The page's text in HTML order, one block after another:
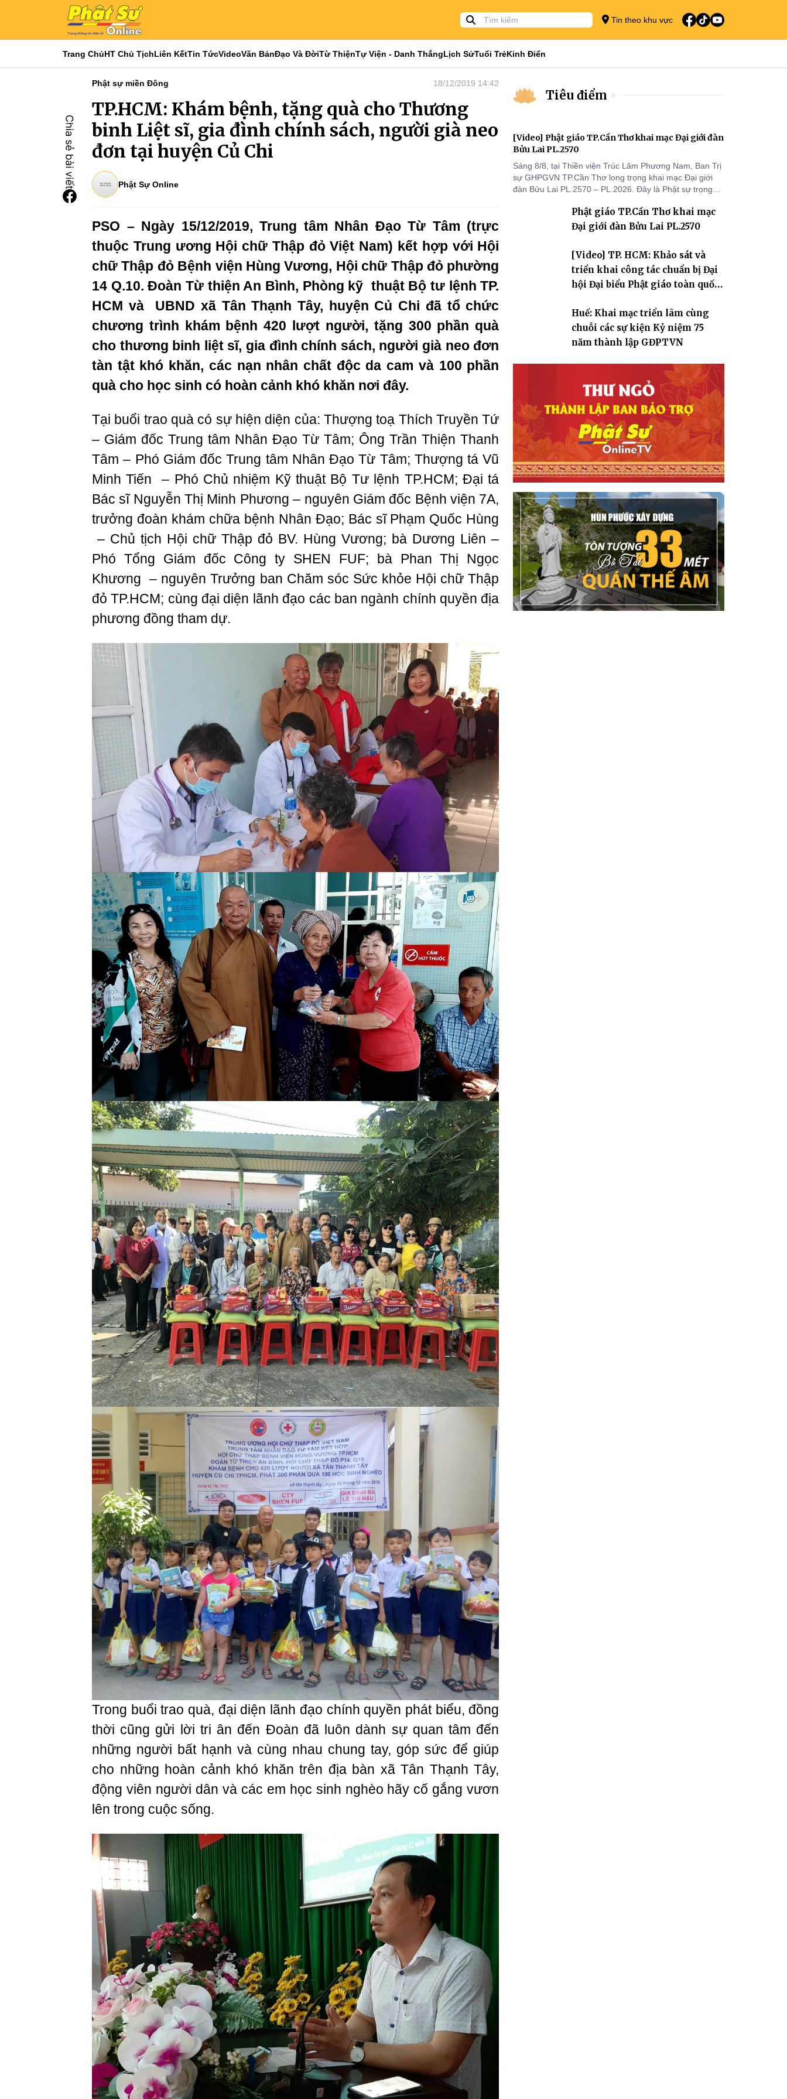
Tin theo khu vực
Trang ChủHT Chủ TịchLiên KếtTin TứcVideoVăn BảnĐạo Và ĐờiTừ ThiệnTự Viện - Danh ThắngLịch SửTuổi TrẻKinh Điển
Phật sự miền Đông 18/12/2019 14:42
TP.HCM: Khám bệnh, tặng quà cho Thương
binh Liệt sĩ, gia đình chính sách, người già neo
đơn tại huyện Củ Chi
Phật Sự Online
PSO – Ngày 15/12/2019, Trung tâm Nhân Đạo Từ Tâm (trực
thuộc Trung ương Hội chữ Thập đỏ Việt Nam) kết hợp với Hội
chữ Thập đỏ Bệnh viện Hùng Vương, Hội chữ Thập đỏ phường
14 Q.10. Đoàn Từ thiện An Bình, Phòng kỹ thuật Bộ tư lệnh TP.
HCM và UBND xã Tân Thạnh Tây, huyện Củ Chi đã tổ chức
chương trình khám bệnh 420 lượt người, tặng 300 phần quà
cho thương binh liệt sĩ, gia đình chính sách, người già neo đơn
tàn tật khó khăn, các nạn nhân chất độc da cam và 100 phần
quà cho học sinh có hoàn cảnh khó khăn nơi đây.
Tại buổi trao quà có sự hiện diện của: Thượng toạ Thích Truyền Tứ
– Giám đốc Trung tâm Nhân Đạo Từ Tâm; Ông Trần Thiện Thanh
Tâm – Phó Giám đốc Trung tâm Nhân Đạo Từ Tâm; Thượng tá Vũ
Minh Tiến – Phó Chủ nhiệm Kỹ thuật Bộ Tư lệnh TP.HCM; Đại tá
Bác sĩ Nguyễn Thị Minh Phương – nguyên Giám đốc Bệnh viện 7A,
trưởng đoàn khám chữa bệnh Nhân Đạo; Bác sĩ Phạm Quốc Hùng
– Chủ tịch Hội chữ Thập đỏ BV. Hùng Vương; bà Dương Liên –
Phó Tổng Giám đốc Công ty SHEN FUF; bà Phan Thị Ngọc
Khương – nguyên Trưởng ban Chăm sóc Sức khỏe Hội chữ Thập
đỏ TP.HCM; cùng đại diện lãnh đạo các ban ngành chính quyền địa
phương đồng tham dự.
Trong buổi trao quà, đại diện lãnh đạo chính quyền phát biểu, đồng
thời cũng gửi lời tri ân đến Đoàn đã luôn dành sự quan tâm đến
những người bất hạnh và cùng nhau chung tay, góp sức để giúp
cho những hoàn cảnh khó khăn trên địa bàn xã Tân Thạnh Tây,
động viên người dân và các em học sinh nghèo hãy cố gắng vươn
lên trong cuộc sống.
Tiêu điểm
[Video] Phật giáo TP.Cần Thơ khai mạc Đại giới đàn
Bửu Lai PL.2570
Sáng 8/8, tại Thiền viện Trúc Lâm Phương Nam, Ban Trị
sự GHPGVN TP.Cần Thơ long trọng khai mạc Đại giới
đàn Bửu Lai PL.2570 – PL.2026. Đây là Phật sự trọng
của Đại hội Phật giáo thành phố lần thứ I, thể hiện sự
quan tâm đối với công tác truyền giới, đào tạo Tăng tài
Phật giáo TP.Cần Thơ khai mạc
Đại giới đàn Bửu Lai PL.2570
[Video] TP. HCM: Khảo sát và
triển khai công tác chuẩn bị Đại
hội Đại biểu Phật giáo toàn quốc
Huế: Khai mạc triển lãm cùng
chuỗi các sự kiện Kỷ niệm 75
năm thành lập GĐPTVN